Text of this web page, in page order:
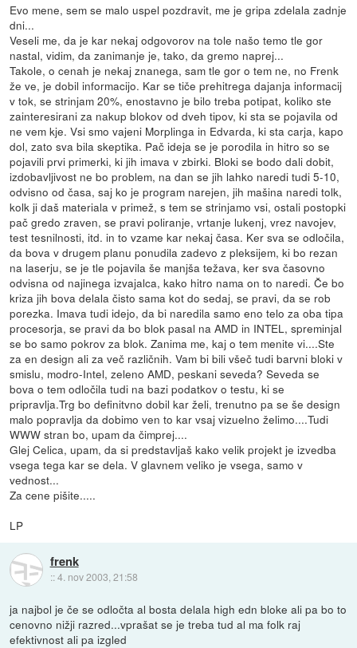
Evo mene, sem se malo uspel pozdravit, me je gripa zdelala zadnje
dni...
Veseli me, da je kar nekaj odgovorov na tole našo temo tle gor
nastal, vidim, da zanimanje je, tako, da gremo naprej...
Takole, o cenah je nekaj znanega, sam tle gor o tem ne, no Frenk
že ve, je dobil informacijo. Kar se tiče prehitrega dajanja informacij
v tok, se strinjam 20%, enostavno je bilo treba potipat, koliko ste
zainteresirani za nakup blokov od dveh tipov, ki sta se pojavila od
ne vem kje. Vsi smo vajeni Morplinga in Edvarda, ki sta carja, kapo
dol, zato sva bila skeptika. Pač ideja se je porodila in hitro so se
pojavili prvi primerki, ki jih imava v zbirki. Bloki se bodo dali dobit,
izdobavljivost ne bo problem, na dan se jih lahko naredi tudi 5-10,
odvisno od časa, saj ko je program narejen, jih mašina naredi tolk,
kolk ji daš materiala v primež, s tem se strinjamo vsi, ostali postopki
pač gredo zraven, se pravi poliranje, vrtanje lukenj, vrez navojev,
test tesnilnosti, itd. in to vzame kar nekaj časa. Ker sva se odločila,
da bova v drugem planu ponudila zadevo z pleksijem, ki bo rezan
na laserju, se je tle pojavila še manjša težava, ker sva časovno
odvisna od najinega izvajalca, kako hitro nama on to naredi. Če bo
kriza jih bova delala čisto sama kot do sedaj, se pravi, da se rob
porezka. Imava tudi idejo, da bi naredila samo eno telo za oba tipa
procesorja, se pravi da bo blok pasal na AMD in INTEL, spreminjal
se bo samo pokrov za blok. Zanima me, kaj o tem menite vi....Ste
za en design ali za več različnih. Vam bi bili všeč tudi barvni bloki v
smislu, modro-Intel, zeleno AMD, peskani seveda? Seveda se
bova o tem odločila tudi na bazi podatkov o testu, ki se
pripravlja.Trg bo definitvno dobil kar želi, trenutno pa se še design
malo popravlja da dobimo ven to kar vsaj vizuelno želimo....Tudi
WWW stran bo, upam da čimprej....
Glej Celica, upam, da si predstavljaš kako velik projekt je izvedba
vsega tega kar se dela. V glavnem veliko je vsega, samo v
vednost...
Za cene pišite.....
LP
frenk
::4. nov 2003, 21:58
ja najbol je če se odločta al bosta delala high edn bloke ali pa bo to
cenovno nižji razred...vprašat se je treba tud al ma folk raj
efektivnost ali pa izgled